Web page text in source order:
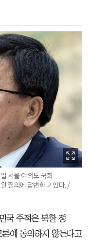
서울 여의도 국회
질의에 답변하고 있다. /
국 주적은 북한 정
에 동의하지 않는다고